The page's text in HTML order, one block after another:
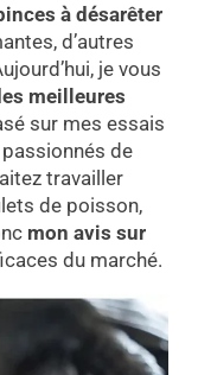
à désarêter
d’autres
je vous
meilleures
sur mes essais
de
travailler
de poisson,
mon avis sur
du marché.